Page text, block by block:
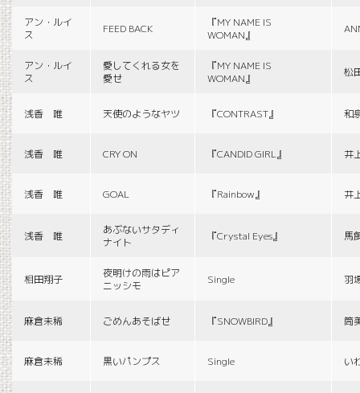
アン・ルイ
ス
FEED BACK
『MY NAME IS
WOMAN』
アン・ルイ
ス
愛してくれる女を
愛せ
『MY NAME IS
WOMAN』
松
浅香 唯 天使のようなヤツ 『CONTRAST』 和
浅香 唯 CRY ON 『CANDID GIRL』 井
浅香 唯 GOAL 『Rainbow』 井
浅香 唯
あぶないサタディ
ナイト
『Crystal Eyes』 馬
相田翔子
夜明けの雨はピア
ニッシモ
Single 羽
麻倉未稀 ごめんあそばせ 『SNOWBIRD』 筒
麻倉未稀 黒いパンプス Single い